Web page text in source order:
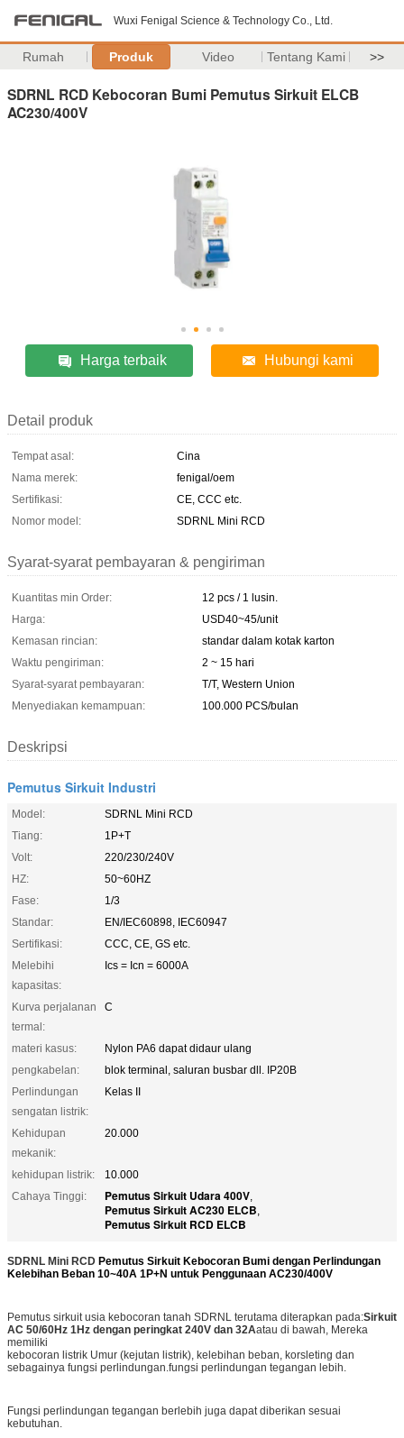
Wuxi Fenigal Science & Technology Co., Ltd.
Rumah Produk Video Tentang Kami >>
SDRNL RCD Kebocoran Bumi Pemutus Sirkuit ELCB
AC230/400V
Harga terbaik Hubungi kami
Detail produk
Tempat asal:
Cina
Nama merek:
fenigal/oem
Sertifikasi:
CE, CCC etc.
Nomor model:
SDRNL Mini RCD
Syarat-syarat pembayaran & pengiriman
Kuantitas min Order:
12 pcs / 1 lusin.
Harga:
USD40~45/unit
Kemasan rincian:
standar dalam kotak karton
Waktu pengiriman:
2 ~ 15 hari
Syarat-syarat pembayaran:
T/T, Western Union
Menyediakan kemampuan:
100.000 PCS/bulan
Deskripsi
Pemutus Sirkuit Industri
Model:
SDRNL Mini RCD
Tiang:
1P+T
Volt:
220/230/240V
HZ:
50~60HZ
Fase:
1/3
Standar:
EN/IEC60898, IEC60947
Sertifikasi:
CCC, CE, GS etc.
Melebihi
kapasitas:
Ics = Icn = 6000A
Kurva perjalanan
termal:
C
materi kasus:
Nylon PA6 dapat didaur ulang
pengkabelan:
blok terminal, saluran busbar dll. IP20B
Perlindungan
sengatan listrik:
Kelas II
Kehidupan
mekanik:
20.000
kehidupan listrik:
10.000
Cahaya Tinggi:
Pemutus Sirkuit Udara 400V,
Pemutus Sirkuit AC230 ELCB,
Pemutus Sirkuit RCD ELCB
SDRNL Mini RCD​ Pemutus Sirkuit Kebocoran Bumi dengan Perlindungan
Kelebihan Beban 10~40A 1P+N untuk Penggunaan AC230/400V
Pemutus sirkuit usia kebocoran tanah SDRNL terutama diterapkan pada:Sirkuit
AC 50/60Hz 1Hz dengan peringkat 240V dan 32Aatau di bawah, Mereka
memiliki
kebocoran listrik Umur (kejutan listrik), kelebihan beban, korsleting dan
sebagainya fungsi perlindungan.fungsi perlindungan tegangan lebih.
Fungsi perlindungan tegangan berlebih juga dapat diberikan sesuai
kebutuhan.